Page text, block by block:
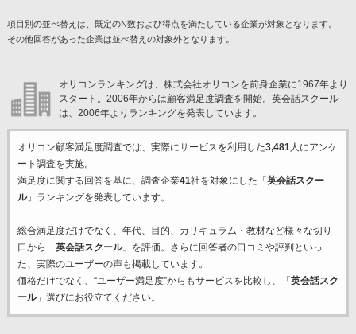
項目別の並べ替えは、既定のN数および得点を満たしている企業が対象となります。
その他回答があった企業は並べ替えの対象外となります。
オリコンランキングは、株式会社オリコンを前身企業に1967年より
スタート。2006年からは顧客満足度調査を開始。英会話スクール
は、2006年よりランキングを発表しています。
オリコン顧客満足度調査では、実際にサービスを利用した3,481人にアンケ
ート調査を実施。
満足度に関する回答を基に、調査企業41社を対象にした「 英会話スクー
ル」ランキングを発表しています。
総合満足度だけでなく、年代、目的、カリキュラム・教材など様々な切り
口から「 英会話スクール」を評価。さらに回答者の口コミや評判といっ
た、実際のユーザーの声も掲載しています。
価格だけでなく、“ユーザー満足度”からもサービスを比較し、「 英会話スク
ール」選びにお役立てください。